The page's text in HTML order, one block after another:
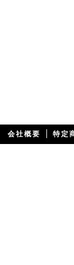
会社概要 特定